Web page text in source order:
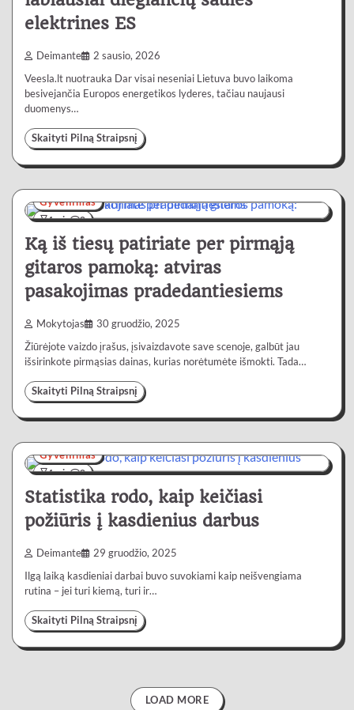
elektrines ES
Deimante 2 sausio, 2026
Veesla.lt nuotrauka Dar visai neseniai Lietuva buvo laikoma
besivejančia Europos energetikos lyderes, tačiau naujausi
duomenys…
Skaityti Pilną Straipsnį
4 min 0
Gyvenimas
Ką iš tiesų patiriate per pirmąją
gitaros pamoką: atviras
pasakojimas pradedantiesiems
Mokytojas 30 gruodžio, 2025
Žiūrėjote vaizdo įrašus, įsivaizdavote save scenoje, galbūt jau
išsirinkote pirmąsias dainas, kurias norėtumėte išmokti. Tada…
Skaityti Pilną Straipsnį
4 min 0
Gyvenimas
Statistika rodo, kaip keičiasi
požiūris į kasdienius darbus
Deimante 29 gruodžio, 2025
Ilgą laiką kasdieniai darbai buvo suvokiami kaip neišvengiama
rutina – jei turi kiemą, turi ir…
Skaityti Pilną Straipsnį
LOAD MORE